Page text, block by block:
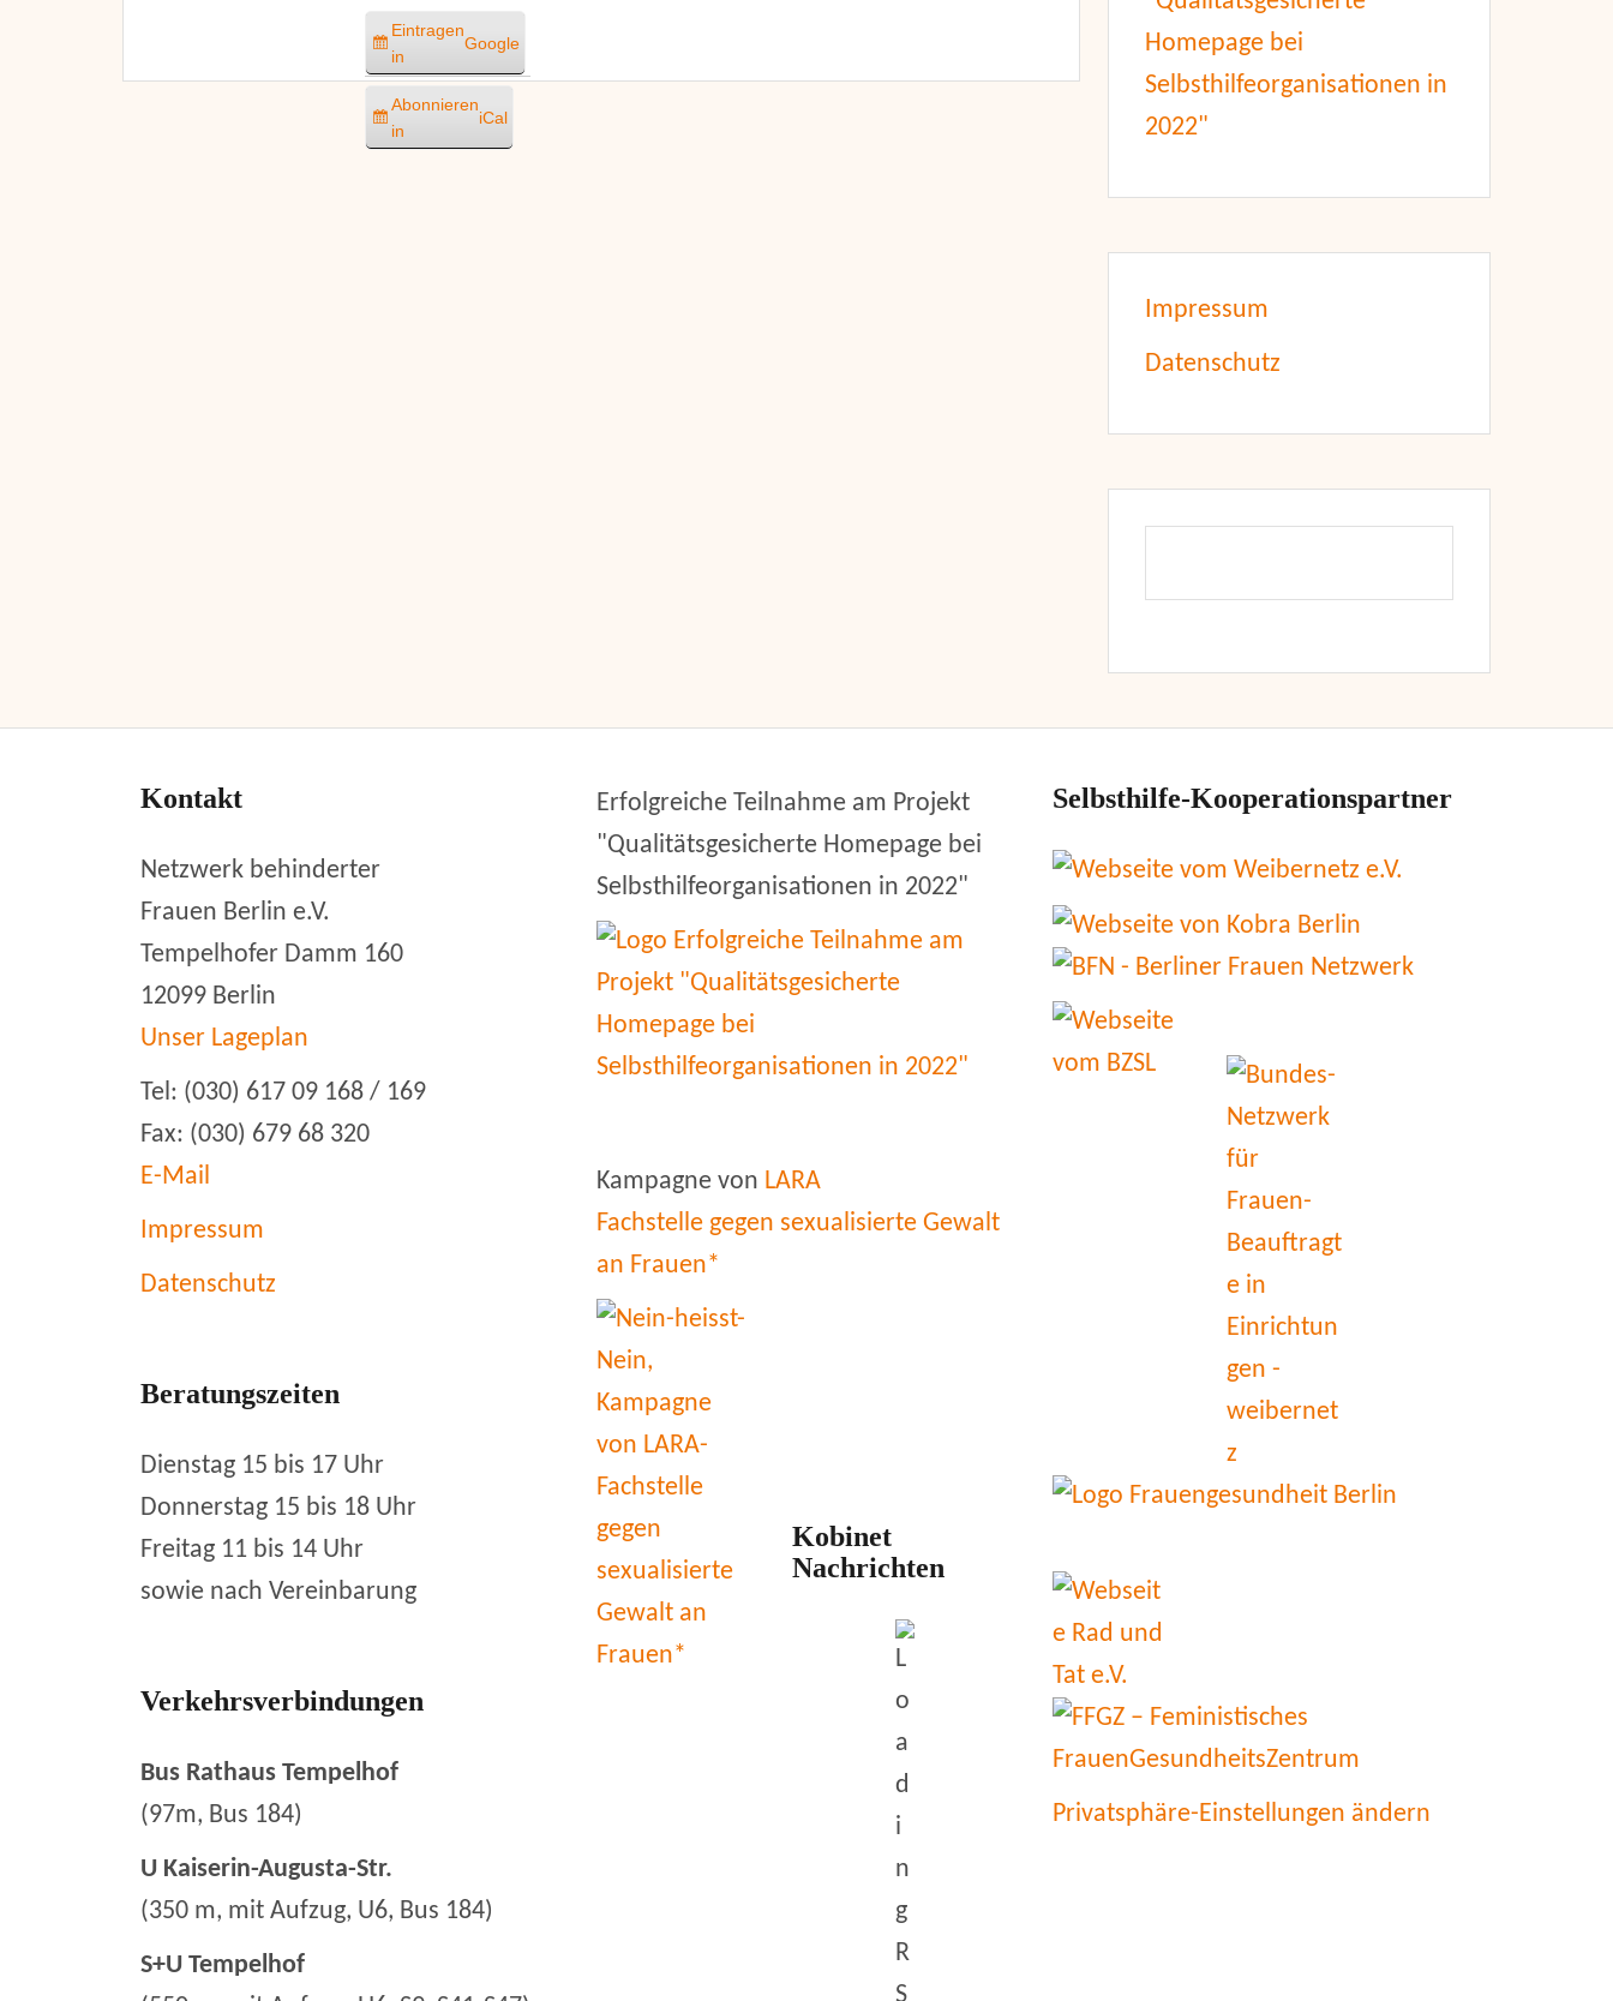
Eintragen
in
Google
Abonnieren
in
iCal
Impressum
Datenschutz
Kontakt
Netzwerk behinderter
Frauen Berlin e.V.
Tempelhofer Damm 160
12099 Berlin
Unser Lageplan
Tel: (030) 617 09 168 / 169
Fax: (030) 679 68 320
E-Mail
Impressum
Datenschutz
Beratungszeiten
Dienstag 15 bis 17 Uhr
Donnerstag 15 bis 18 Uhr
Freitag 11 bis 14 Uhr
sowie nach Vereinbarung
Verkehrsverbindungen
Bus Rathaus Tempelhof
(97m, Bus 184)
U Kaiserin-Augusta-Str.
(350 m, mit Aufzug, U6, Bus 184)
S+U Tempelhof
Erfolgreiche Teilnahme am Projekt
"Qualitätsgesicherte Homepage bei
Selbsthilfeorganisationen in 2022"
Kampagne von LARA
Fachstelle gegen sexualisierte Gewalt
an Frauen*
Kobinet
Nachrichten
Selbsthilfe-Kooperationspartner
Privatsphäre-Einstellungen ändern